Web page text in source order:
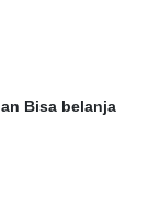
Bisa belanja